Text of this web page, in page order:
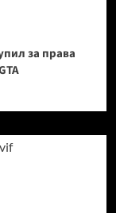
за права